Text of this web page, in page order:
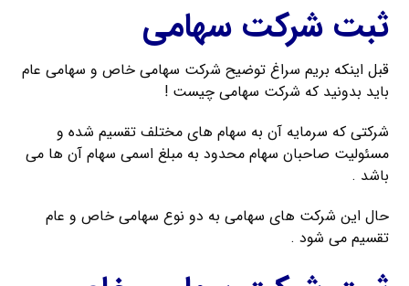
ثبت شرکت سهامی
قبل اینکه بریم سراغ توضیح شرکت سهامی خاص و سهامی عام
باید بدونید که شرکت سهامی چیست !
شرکتی که سرمایه آن به سهام های مختلف تقسیم شده و
مسئولیت صاحبان سهام محدود به مبلغ اسمی سهام آن ها می
باشد .
حال این شرکت های سهامی به دو نوع سهامی خاص و عام
تقسیم می شود .